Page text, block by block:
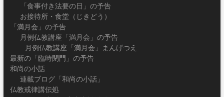
「食事付き法要の日」の予告
お接待所・食堂（じきどう）
「満月会」の予告
月例仏教講座「満月会」の予告
月例仏教講座「満月会」まんげつえ
最新の「臨時閉門」の予告
和尚の小話
連載ブログ「和尚の小話」
仏教戒律講伝処